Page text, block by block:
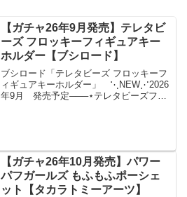
【ガチャ26年9月発売】テレタビ
ーズ フロッキーフィギュアキー
ホルダー【ブシロード】
ブシロード「テレタビーズ フロッキーフ
ィギュアキーホルダー」 ⋱NEW⋰2026
年9月 発売予定───⋆テレタビーズフロ
【ガチャ26年10月発売】パワー
パフガールズ もふもふポーシェ
ット【タカラトミーアーツ】